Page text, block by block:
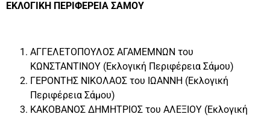
ΕΚΛΟΓΙΚΗ ΠΕΡΙΦΕΡΕΙΑ ΣΑΜΟΥ
ΑΓΓΕΛΕΤΟΠΟΥΛΟΣ ΑΓΑΜΕΜΝΩΝ του
ΚΩΝΣΤΑΝΤΙΝΟΥ (Εκλογική Περιφέρεια Σάμου)
ΓΕΡΟΝΤΗΣ ΝΙΚΟΛΑΟΣ του ΙΩΑΝΝΗ (Εκλογική
Περιφέρεια Σάμου)
ΚΑΚΟΒΑΝΟΣ ΔΗΜΗΤΡΙΟΣ του ΑΛΕΞΙΟΥ (Εκλογική